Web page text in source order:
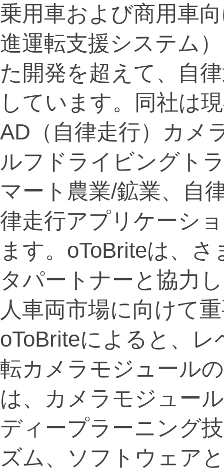
乗用車および商用車
進運転支援システム
た開発を超えて、自
しています。同社は
AD（自律走行）カメ
ルフドライビングト
マート農業/鉱業、自
律走行アプリケーシ
ます。oToBriteは、
タパートナーと協力
人車両市場に向けて
oToBriteによると、
転カメラモジュール
は、カメラモジュー
ディープラーニング
ズム、ソフトウェア